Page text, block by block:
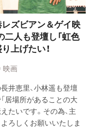
ズビアン＆ゲイ映
人も登壇し「虹色
上げたい！
映画
井恵里、小林遥も登壇
居場所があることの大
たいです。その為、主
ろしくお願いいたしま